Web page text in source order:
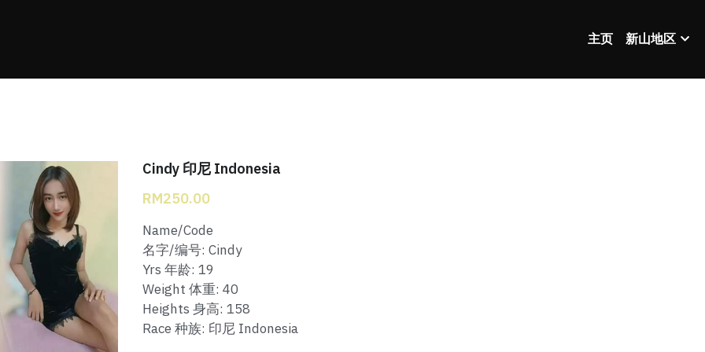
主页 新山地区
Cindy 印尼 Indonesia
RM250.00
Name/Code
名字/编号: Cindy
Yrs 年龄: 19
Weight 体重: 40
Heights 身高: 158
Race 种族: 印尼 Indonesia